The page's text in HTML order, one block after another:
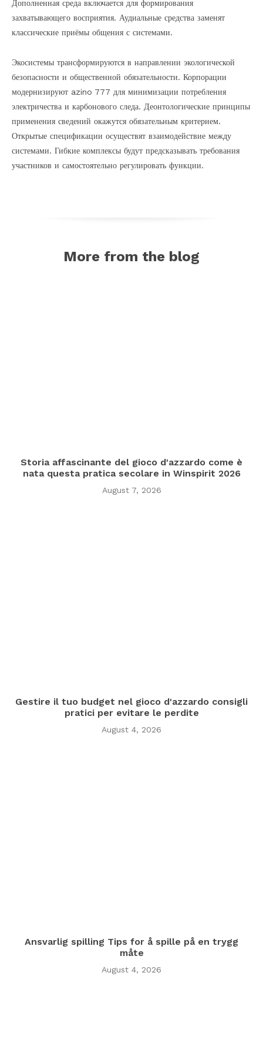
Дополненная среда включается для формирования
захватывающего восприятия. Аудиальные средства заменят
классические приёмы общения с системами.
Экосистемы трансформируются в направлении экологической
безопасности и общественной обязательности. Корпорации
модернизируют azino 777 для минимизации потребления
электричества и карбонового следа. Деонтологические принципы
применения сведений окажутся обязательным критерием.
Открытые спецификации осуществят взаимодействие между
системами. Гибкие комплексы будут предсказывать требования
участников и самостоятельно регулировать функции.
More from the blog
Storia affascinante del gioco d'azzardo come è
nata questa pratica secolare in Winspirit 2026
August 7, 2026
Gestire il tuo budget nel gioco d'azzardo consigli
pratici per evitare le perdite
August 4, 2026
Ansvarlig spilling Tips for å spille på en trygg
måte
August 4, 2026